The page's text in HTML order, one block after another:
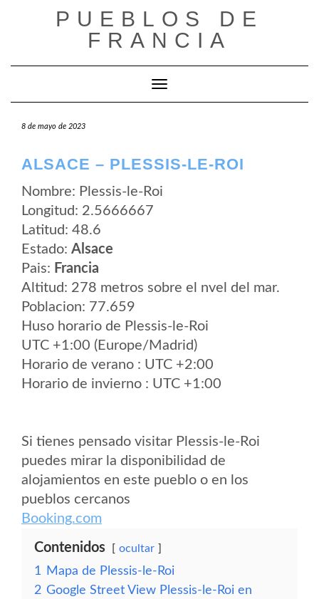
PUEBLOS DE
FRANCIA
Cambiar modo de navegación
8 de mayo de 2023
ALSACE – PLESSIS-LE-ROI
Nombre: Plessis-le-Roi
Longitud: 2.5666667
Latitud: 48.6
Estado: Alsace
Pais: Francia
Altitud: 278 metros sobre el nvel del mar.
Poblacion: 77.659
Huso horario de Plessis-le-Roi
UTC +1:00 (Europe/Madrid)
Horario de verano : UTC +2:00
Horario de invierno : UTC +1:00
Si tienes pensado visitar Plessis-le-Roi
puedes mirar la disponibilidad de
alojamientos en este pueblo o en los
pueblos cercanos
Booking.com
Contenidos ocultar
1
Mapa de Plessis-le-Roi
2 Google Street View Plessis-le-Roi en